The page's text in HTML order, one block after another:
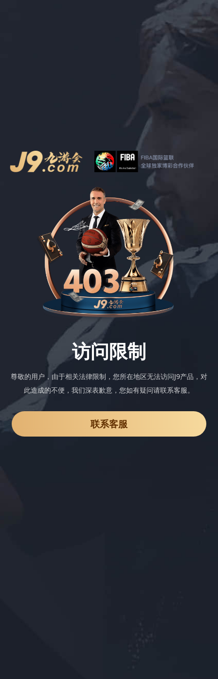
访问限制
尊敬的用户，由于相关法律限制，您所在地区无法访问J9产品，对
此造成的不便，我们深表歉意，您如有疑问请联系客服。
联系客服